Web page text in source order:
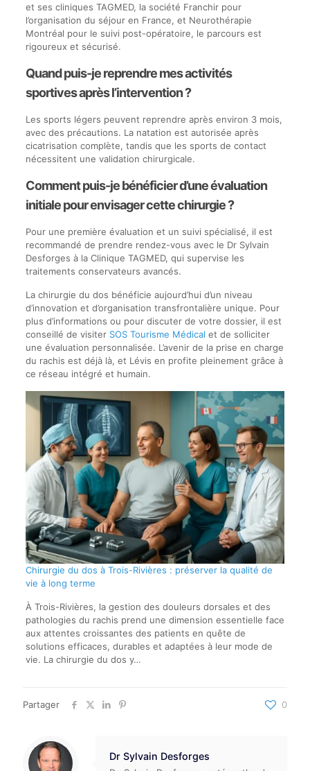
et ses cliniques TAGMED, la société Franchir pour
l’organisation du séjour en France, et Neurothérapie
Montréal pour le suivi post-opératoire, le parcours est
rigoureux et sécurisé.
Quand puis-je reprendre mes activités
sportives après l’intervention ?
Les sports légers peuvent reprendre après environ 3 mois,
avec des précautions. La natation est autorisée après
cicatrisation complète, tandis que les sports de contact
nécessitent une validation chirurgicale.
Comment puis-je bénéficier d’une évaluation
initiale pour envisager cette chirurgie ?
Pour une première évaluation et un suivi spécialisé, il est
recommandé de prendre rendez-vous avec le Dr Sylvain
Desforges à la Clinique TAGMED, qui supervise les
traitements conservateurs avancés.
La chirurgie du dos bénéficie aujourd’hui d’un niveau
d’innovation et d’organisation transfrontalière unique. Pour
plus d’informations ou pour discuter de votre dossier, il est
conseillé de visiter SOS Tourisme Médical et de solliciter
une évaluation personnalisée. L’avenir de la prise en charge
du rachis est déjà là, et Lévis en profite pleinement grâce à
ce réseau intégré et humain.
Chirurgie du dos à Trois-Rivières : préserver la qualité de
vie à long terme
À Trois-Rivières, la gestion des douleurs dorsales et des
pathologies du rachis prend une dimension essentielle face
aux attentes croissantes des patients en quête de
solutions efficaces, durables et adaptées à leur mode de
vie. La chirurgie du dos y…
Partager 0
Dr Sylvain Desforges